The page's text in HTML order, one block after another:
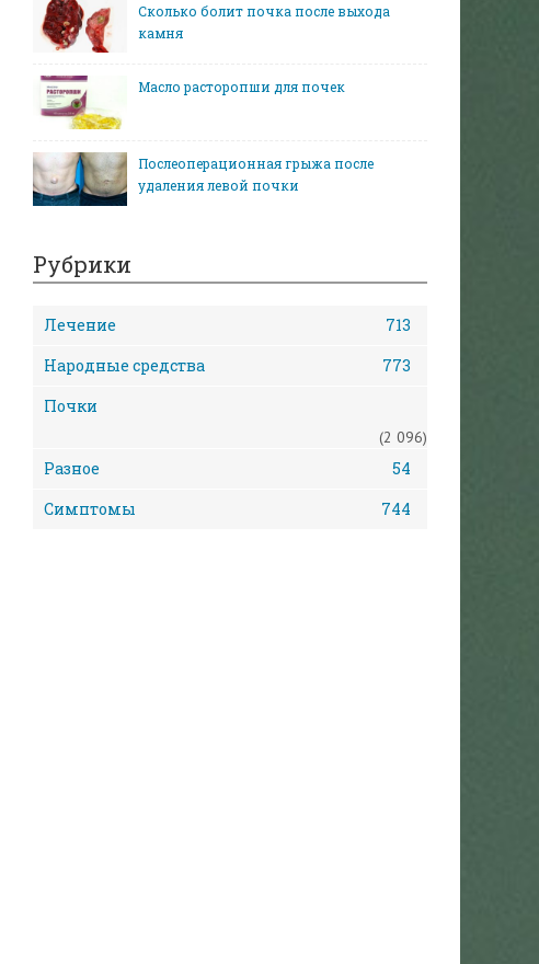
Сколько болит почка после выхода
камня
Масло расторопши для почек
Послеоперационная грыжа после
удаления левой почки
Рубрики
Лечение
713
Народные средства
773
Почки
(2 096)
Разное
54
Симптомы
744